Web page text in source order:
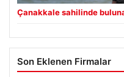
Çanakkale sahilinde
Son Eklenen Firmalar